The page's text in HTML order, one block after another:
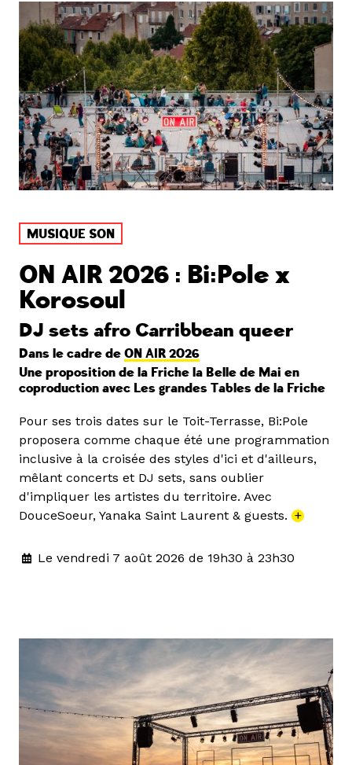
MUSIQUE SON
ON AIR 2026 : Bi:Pole x
Korosoul
DJ sets afro Carribbean queer
Dans le cadre de ON AIR 2026
Une proposition de la Friche la Belle de Mai en
coproduction avec Les grandes Tables de la Friche
Pour ses trois dates sur le Toit-Terrasse, Bi:Pole
proposera comme chaque été une programmation
inclusive à la croisée des styles d'ici et d'ailleurs,
mêlant concerts et DJ sets, sans oublier
d'impliquer les artistes du territoire. Avec
DouceSoeur, Yanaka Saint Laurent & guests. +
Le vendredi 7 août 2026 de 19h30 à 23h30